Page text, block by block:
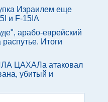
Израилем еще
и F-15IA
арабо-еврейский
Итоги
ЦАХАЛа атаковал
убитый и